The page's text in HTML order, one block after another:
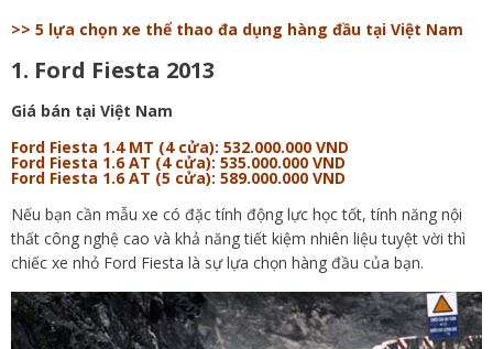
>> 5 lựa chọn xe thể thao đa dụng hàng đầu tại Việt Nam
1. Ford Fiesta 2013
Giá bán tại Việt Nam
Ford Fiesta 1.4 MT (4 cửa): 532.000.000 VND
Ford Fiesta 1.6 AT (4 cửa): 535.000.000 VND
Ford Fiesta 1.6 AT (5 cửa): 589.000.000 VND
Nếu bạn cần mẫu xe có đặc tính động lực học tốt, tính năng nội
thất công nghệ cao và khả năng tiết kiệm nhiên liệu tuyệt vời thì
chiếc xe nhỏ Ford Fiesta là sự lựa chọn hàng đầu của bạn.